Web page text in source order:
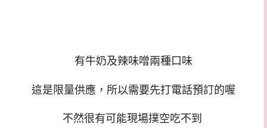
有牛奶及辣味噌兩種口味
這是限量供應，所以需要先打電話預訂的喔
不然很有可能現場撲空吃不到